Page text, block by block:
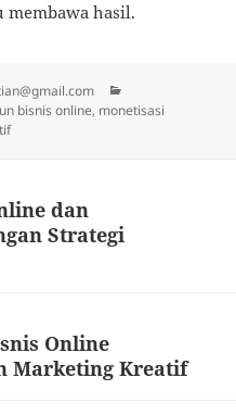
membawa hasil.
bisnis online, monetisasi
dan
Strategi
Online
Marketing Kreatif